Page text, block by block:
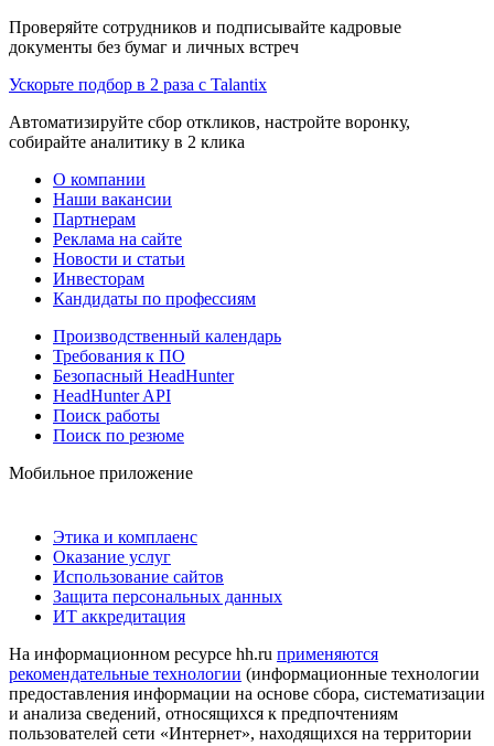
Проверяйте сотрудников и подписывайте кадровые
документы без бумаг и личных встреч
Ускорьте подбор в 2 раза с Talantix
Автоматизируйте сбор откликов, настройте воронку,
собирайте аналитику в 2 клика
О компании
Наши вакансии
Партнерам
Реклама на сайте
Новости и статьи
Инвесторам
Кандидаты по профессиям
Производственный календарь
Требования к ПО
Безопасный HeadHunter
HeadHunter API
Поиск работы
Поиск по резюме
Мобильное приложение
Этика и комплаенс
Оказание услуг
Использование сайтов
Защита персональных данных
ИТ аккредитация
На информационном ресурсе hh.ru применяются
рекомендательные технологии (информационные технологии
предоставления информации на основе сбора, систематизации
и анализа сведений, относящихся к предпочтениям
пользователей сети «Интернет», находящихся на территории